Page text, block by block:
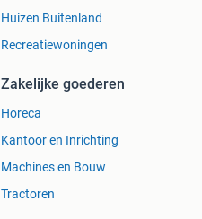
Huizen Buitenland
Recreatiewoningen
Zakelijke goederen
Horeca
Kantoor en Inrichting
Machines en Bouw
Tractoren